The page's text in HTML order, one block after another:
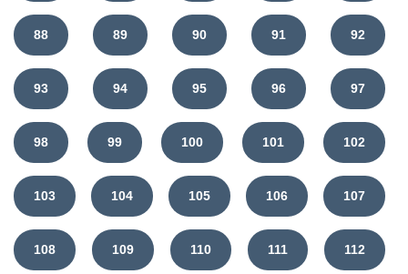
88 89 90 91 92
93 94 95 96 97
98 99 100 101 102
103 104 105 106 107
108 109 110 111 112